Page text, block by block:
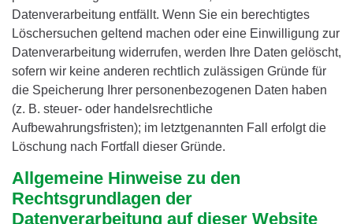
Datenverarbeitung entfällt. Wenn Sie ein berechtigtes
Löschersuchen geltend machen oder eine Einwilligung zur
Datenverarbeitung widerrufen, werden Ihre Daten gelöscht,
sofern wir keine anderen rechtlich zulässigen Gründe für
die Speicherung Ihrer personenbezogenen Daten haben
(z. B. steuer- oder handelsrechtliche
Aufbewahrungsfristen); im letztgenannten Fall erfolgt die
Löschung nach Fortfall dieser Gründe.
Allgemeine Hinweise zu den
Rechtsgrundlagen der
Datenverarbeitung auf dieser Website